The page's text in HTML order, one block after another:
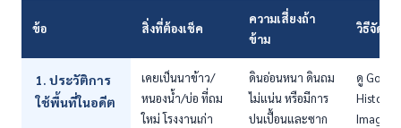
ข้อ สิ่งที่ต้องเช็ค
ความเสี่ยงถ้า
ข้าม
วิธีจัดกา
1. ประวัติการ
ใช้พื้นที่ในอดีต
เคยเป็นนาข้าว/
หนองน้ำ/บ่อ ที่ถม
ใหม่ โรงงานเก่า
ดินอ่อนหนา ดินถม
ไม่แน่น หรือมีการ
ปนเปื้อนและซาก
ดู
Images